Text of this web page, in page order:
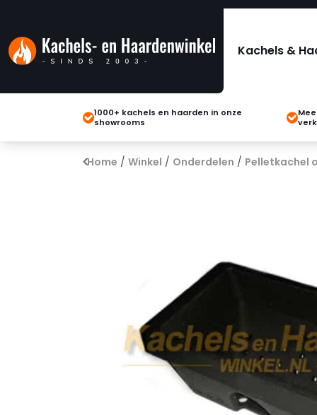
Kachels &
1000+ kachels en haarden in onze
showrooms
Home / Winkel / Onderdelen / Pelletkachel